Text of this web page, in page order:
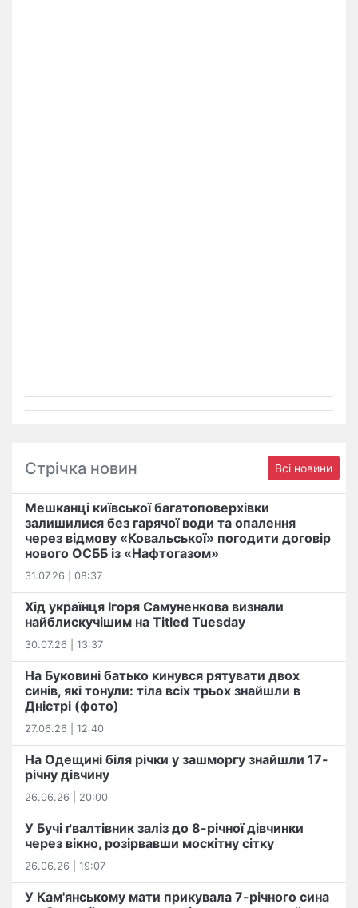
Стрічка новин Всі новини
Мешканці київської багатоповерхівки
залишилися без гарячої води та опалення
через відмову «Ковальської» погодити договір
нового ОСББ із «Нафтогазом»
31.07.26 | 08:37
Хід українця Ігоря Самуненкова визнали
найблискучішим на Titled Tuesday
30.07.26 | 13:37
На Буковині батько кинувся рятувати двох
синів, які тонули: тіла всіх трьох знайшли в
Дністрі (фото)
27.06.26 | 12:40
На Одещині біля річки у зашморгу знайшли 17-
річну дівчину
26.06.26 | 20:00
У Бучі ґвалтівник заліз до 8-річної дівчинки
через вікно, розірвавши москітну сітку
26.06.26 | 19:07
У Кам'янському мати прикувала 7-річного сина